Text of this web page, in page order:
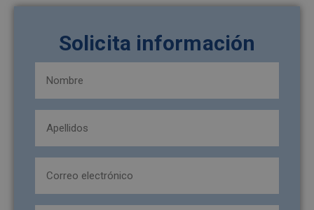
Solicita información
apellidos
(Obligatorio)
(Obligatorio)